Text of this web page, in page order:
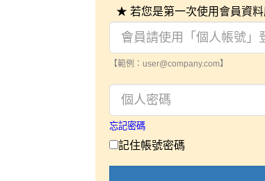
★ 若您是第一次使用會員資
【範例：user@company.com】
忘記密碼
記住帳號密碼